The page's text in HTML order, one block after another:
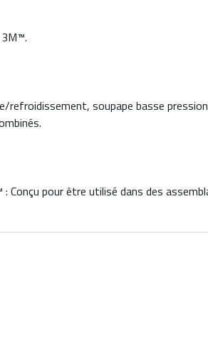
refroidissement, soupape basse
pour être utilisé dans des